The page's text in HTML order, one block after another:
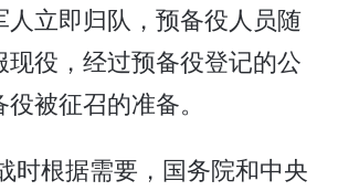
人立即归队，预备役人员随
现役，经过预备役登记的公
被征召的准备。
时根据需要，国务院和中央